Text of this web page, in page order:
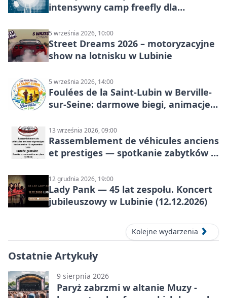
intensywny camp freefly dla
5 września 2026, 10:00
Street Dreams 2026 – motoryzacyjne
show na lotnisku w Lubinie
5 września 2026, 14:00
Foulées de la Saint-Lubin w Berville-
sur-Seine: darmowe biegi, animacje i
13 września 2026, 09:00
Rassemblement de véhicules anciens
et prestiges — spotkanie zabytków i
12 grudnia 2026, 19:00
Lady Pank — 45 lat zespołu. Koncert
jubileuszowy w Lubinie (12.12.2026)
Kolejne wydarzenia
Ostatnie Artykuły
9 sierpnia 2026
Paryż zabrzmi w altanie Muzy -